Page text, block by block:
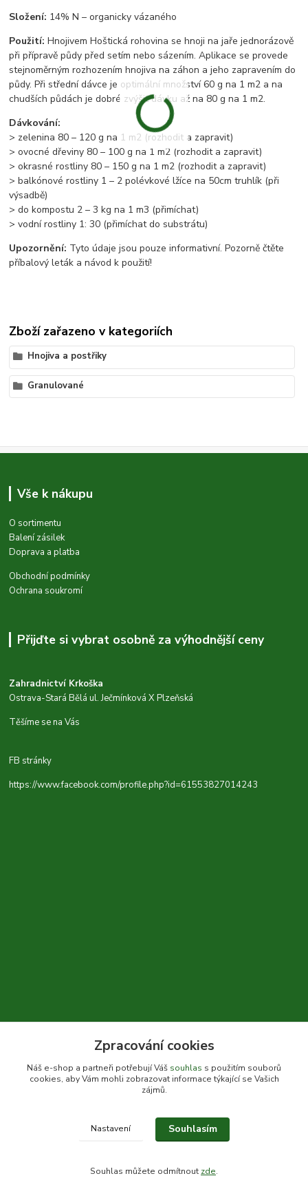
Složení: 14% N – organicky vázaného
Použití:Hnojivem Hoštická rohovina se hnoji na jaře jednorázově
při přípravě půdy před setím nebo sázením. Aplikace se provede
stejnoměrným rozhozením hnojiva na záhon a jeho zapravením do
půdy. Při střední dávce je optimální množství 60 g na 1 m2 a na
chudších půdách je dobré zvýšit dávku až na 80 g na 1 m2.
Dávkování:
> zelenina 80 – 120 g na 1 m2 (rozhodit a zapravit)
> ovocné dřeviny 80 – 100 g na 1 m2 (rozhodit a zapravit)
> okrasné rostliny 80 – 150 g na 1 m2 (rozhodit a zapravit)
> balkónové rostliny 1 – 2 polévkové lžíce na 50cm truhlík (při
výsadbě)
> do kompostu 2 – 3 kg na 1 m3 (přimíchat)
> vodní rostliny 1: 30 (přimíchat do substrátu)
Upozornění: Tyto údaje jsou pouze informativní. Pozorně čtěte
příbalový leták a návod k použití!
Zboží zařazeno v kategoriích
Hnojiva a postřiky
Granulované
Vše k nákupu
O sortimentu
Balení zásilek
Doprava a platba
Obchodní podmínky
Ochrana soukromí
Přijďte si vybrat osobně za výhodnější ceny
Zahradnictví Krkoška
Ostrava-Stará Bělá ul. Ječmínková X Plzeňská
Těšíme se na Vás
FB stránky
https://www.facebook.com/profile.php?id=61553827014243
+420 604 310 066
© Bylinky Krkoška 2020-2026
Zpracování cookies
Náš e-shop a partneři potřebují Váš souhlas s použitím souborů
cookies, aby Vám mohli zobrazovat informace týkající se Vašich
zájmů.
Nastavení Souhlasím
Souhlas můžete odmítnout zde.